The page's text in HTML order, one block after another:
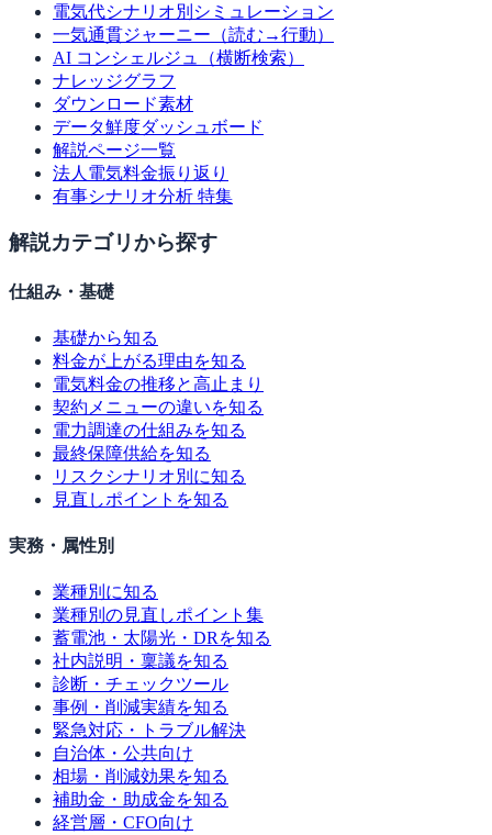
電気代シナリオ別シミュレーション
一気通貫ジャーニー（読む→行動）
AI コンシェルジュ（横断検索）
ナレッジグラフ
ダウンロード素材
データ鮮度ダッシュボード
解説ページ一覧
法人電気料金振り返り
有事シナリオ分析 特集
解説カテゴリから探す
仕組み・基礎
基礎から知る
料金が上がる理由を知る
電気料金の推移と高止まり
契約メニューの違いを知る
電力調達の仕組みを知る
最終保障供給を知る
リスクシナリオ別に知る
見直しポイントを知る
実務・属性別
業種別に知る
業種別の見直しポイント集
蓄電池・太陽光・DRを知る
社内説明・稟議を知る
診断・チェックツール
事例・削減実績を知る
緊急対応・トラブル解決
自治体・公共向け
相場・削減効果を知る
補助金・助成金を知る
経営層・CFO向け